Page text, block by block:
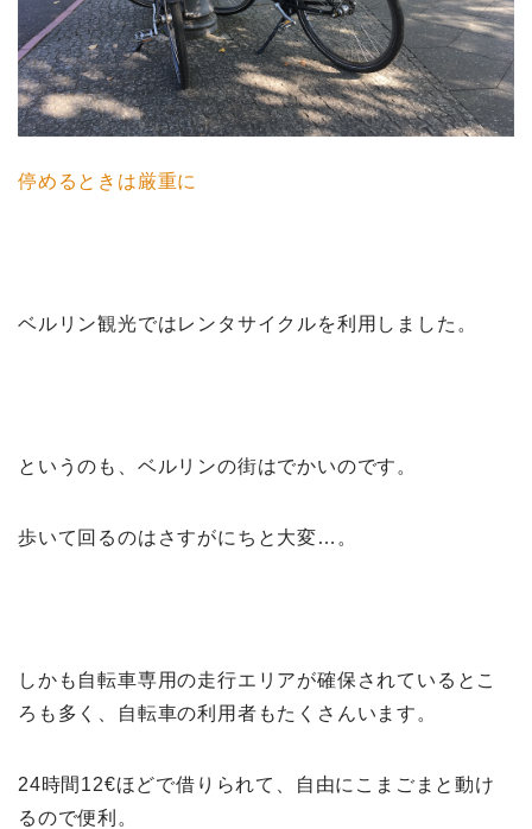
停めるときは厳重に
ベルリン観光ではレンタサイクルを利用しました。
というのも、ベルリンの街はでかいのです。
歩いて回るのはさすがにちと大変…。
しかも自転車専用の走行エリアが確保されているとこ
ろも多く、自転車の利用者もたくさんいます。
24時間12€ほどで借りられて、自由にこまごまと動け
るので便利。